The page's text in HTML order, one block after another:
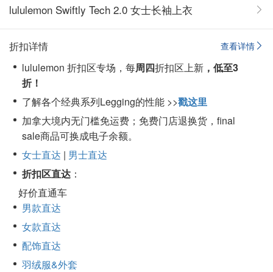
lululemon Swiftly Tech 2.0 女士长袖上衣
查看详情
折扣详情
lululemon 折扣区专场，每周四折扣区上新 ，低至3
折！
了解各个经典系列Legging的性能 >>戳这里
加拿大境内无门槛免运费；免费门店退换货，final
sale商品可换成电子余额。
女士直达 | 男士直达
折扣区直达 ：
好价直通车
男款直达
女款直达
配饰直达
羽绒服&外套